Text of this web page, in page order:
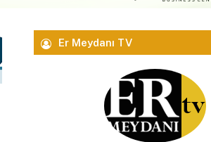
Er Meydanı TV